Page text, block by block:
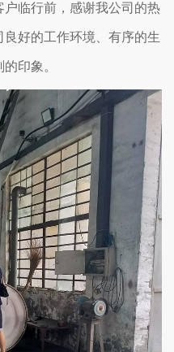
临行前，感谢我公司的热
好的工作环境、有序的生
印象。